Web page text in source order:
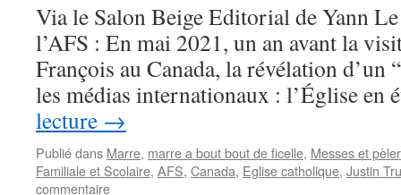
Via le Salon Beige Editorial de Yann
l’AFS : En mai 2021, un an avant la
François au Canada, la révélation d’un
les médias internationaux : l’Église
lecture →
Publié dans Marre, marre a bout bout de ficelle, Messes et
Familiale et Scolaire, AFS, Canada, Eglise catholique, Justin
commentaire